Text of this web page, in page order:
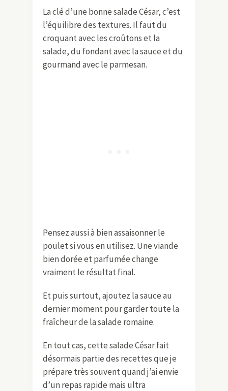
La clé d’une bonne salade César, c’est
l’équilibre des textures. Il faut du
croquant avec les croûtons et la
salade, du fondant avec la sauce et du
gourmand avec le parmesan.
Pensez aussi à bien assaisonner le
poulet si vous en utilisez. Une viande
bien dorée et parfumée change
vraiment le résultat final.
Et puis surtout, ajoutez la sauce au
dernier moment pour garder toute la
fraîcheur de la salade romaine.
En tout cas, cette salade César fait
désormais partie des recettes que je
prépare très souvent quand j’ai envie
d’un repas rapide mais ultra